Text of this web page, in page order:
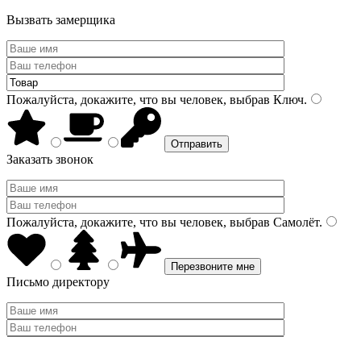
Вызвать замерщика
Пожалуйста, докажите, что вы человек, выбрав Ключ.
Заказать звонок
Пожалуйста, докажите, что вы человек, выбрав Самолёт.
Письмо директору